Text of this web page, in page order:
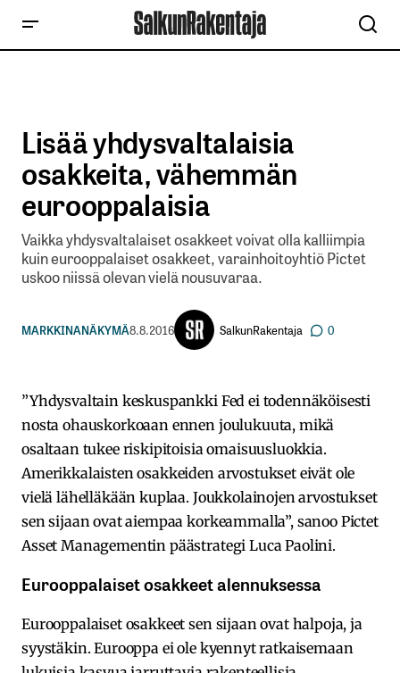
Lisää yhdysvaltalaisia
osakkeita, vähemmän
eurooppalaisia
Vaikka yhdysvaltalaiset osakkeet voivat olla kalliimpia
kuin eurooppalaiset osakkeet, varainhoitoyhtiö Pictet
uskoo niissä olevan vielä nousuvaraa.
MARKKINANÄKYMÄ8.8.2016 SalkunRakentaja 0
”Yhdysvaltain keskuspankki Fed ei todennäköisesti
nosta ohauskorkoaan ennen joulukuuta, mikä
osaltaan tukee riskipitoisia omaisuusluokkia.
Amerikkalaisten osakkeiden arvostukset eivät ole
vielä lähelläkään kuplaa. Joukkolainojen arvostukset
sen sijaan ovat aiempaa korkeammalla”, sanoo Pictet
Asset Managementin päästrategi Luca Paolini.
Eurooppalaiset osakkeet alennuksessa
Eurooppalaiset osakkeet sen sijaan ovat halpoja, ja
syystäkin. Eurooppa ei ole kyennyt ratkaisemaan